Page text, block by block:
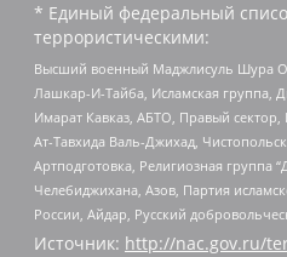
* Единый федеральный
террористическими:
Высший военный Маджлисуль Шура
Лашкар-И-Тайба, Исламская группа,
Имарат Кавказ, АБТО, Правый
Ат-Тавхида Валь-Джихад,
Артподготовка, Религиозная группа
Челебиджихана, Азов, Партия
России, Айдар, Русский
Источник: http://nac.gov.ru/